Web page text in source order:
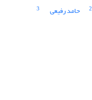
2 حامد رفیعی 3